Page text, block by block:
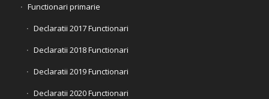
Functionari primarie
Declaratii 2017 Functionari
Declaratii 2018 Functionari
Declaratii 2019 Functionari
Declaratii 2020 Functionari